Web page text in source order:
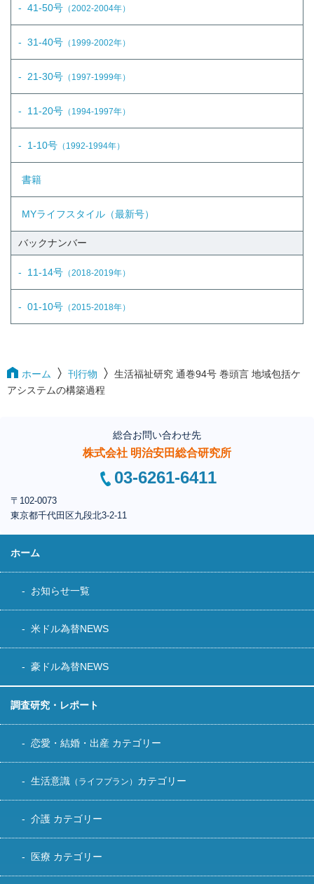
41-50号 （2002-2004年）
31-40号 （1999-2002年）
21-30号 （1997-1999年）
11-20号 （1994-1997年）
1-10号 （1992-1994年）
書籍
MYライフスタイル（最新号）
バックナンバー
11-14号 （2018-2019年）
01-10号 （2015-2018年）
ホーム 刊行物
生活福祉研究 通巻94号 巻頭言 地域包括ケ
アシステムの構築過程
総合お問い合わせ先
株式会社 明治安田総合研究所
03-6261-6411
〒102-0073
東京都千代田区九段北3-2-11
ホーム
お知らせ一覧
米ドル為替NEWS
豪ドル為替NEWS
調査研究・レポート
恋愛・結婚・出産 カテゴリー
生活意識 （ライフプラン） カテゴリー
介護 カテゴリー
医療 カテゴリー